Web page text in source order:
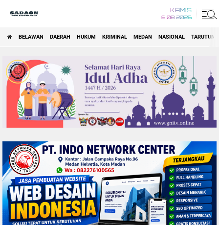
KAMIS
6 08 2026
BELAWAN DAERAH HUKUM KRIMINAL MEDAN NASIONAL TARUTUNG